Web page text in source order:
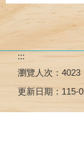
:::
瀏覽人次： 4023
更新日期：115-